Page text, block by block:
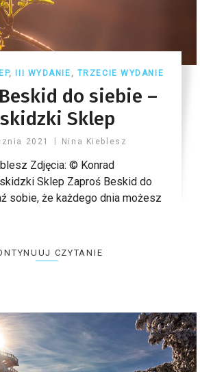
, III WYDANIE , TRZECIE WYDANIE
do siebie –
Sklep
2021 Nina Kieblesz
Zdjęcia: © Konrad
Sklep Zaproś Beskid do
sobie, że każdego dnia możesz
CZYTANIE